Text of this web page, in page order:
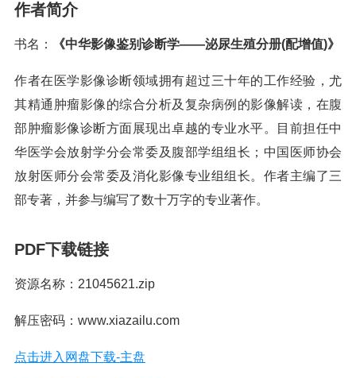
作者简介
书名： 《中华影像鉴别诊断学——泌尿生殖分册(配增值)》
作者在医学影像诊断领域拥有超过三十年的工作经验，尤
其精通肿瘤影像的综合分析及复杂病例的影像解读，在腹
部肿瘤影像诊断方面展现出卓越的专业水平。目前担任中
华医学会放射学分会常委及腹部学组组长；中国医师协会
放射医师分会常委及消化影像专业组组长。作者主编了三
部专著，并参与编写了数十万字的专业著作。
PDF下载链接
资源名称：21045621.zip
解压密码：www.xiazailu.com
点击进入网盘下载-主盘